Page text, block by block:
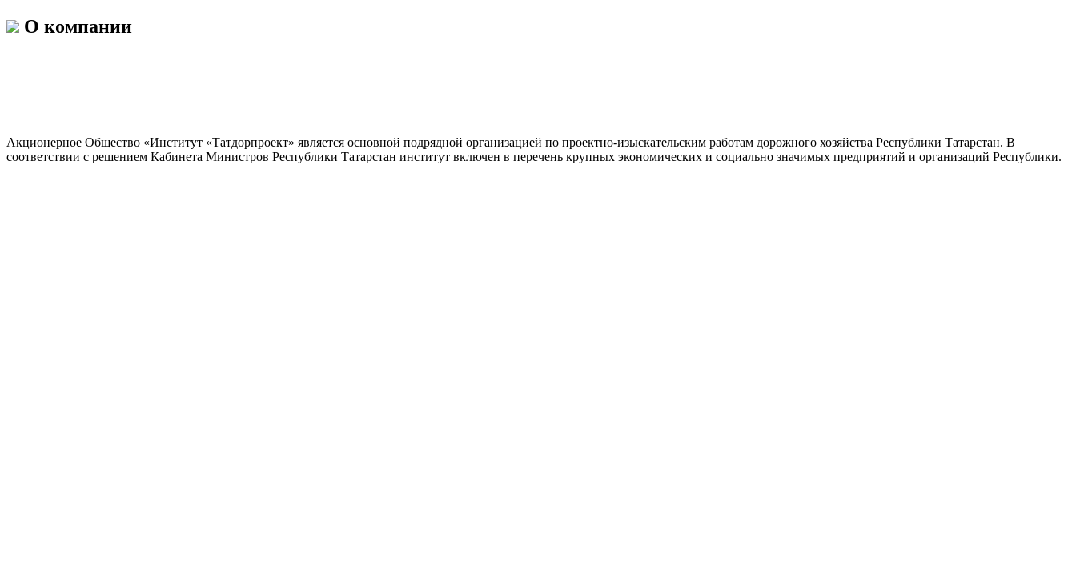
О компании
Акционерное Общество «Институт «Татдорпроект» является основной подрядной организацией по проектно-изыскательским работам дорожного хозяйства Республики Татарстан. В
соответствии с решением Кабинета Министров Республики Татарстан институт включен в перечень крупных экономических и социально значимых предприятий и организаций Республики.